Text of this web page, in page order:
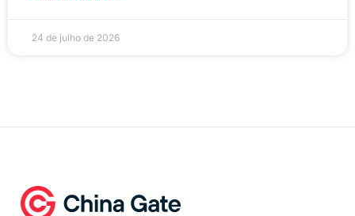
24 de julho de 2026